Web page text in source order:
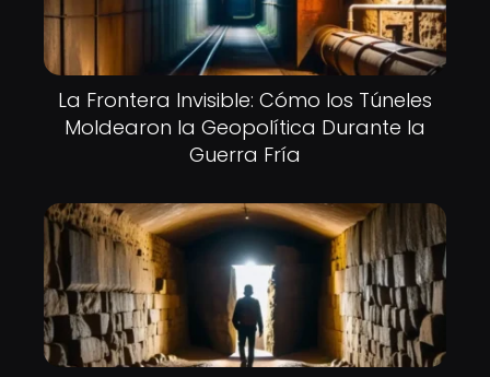
La Frontera Invisible: Cómo los Túneles
Moldearon la Geopolítica Durante la
Guerra Fría